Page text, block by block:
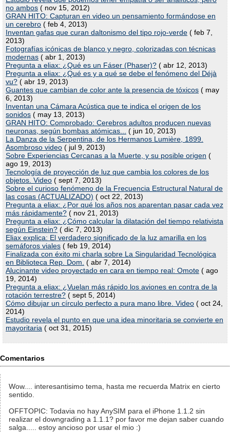
no ambos ( nov 15, 2012)
GRAN HITO: Capturan en video un pensamiento formándose en
un cerebro ( feb 4, 2013)
Inventan gafas que curan daltonismo del tipo rojo-verde ( feb 7,
2013)
Fotografías icónicas de blanco y negro, colorizadas con técnicas
modernas ( abr 1, 2013)
Pregunta a eliax: ¿Qué es un Fáser (Phaser)? ( abr 12, 2013)
Pregunta a eliax: ¿Qué es y a qué se debe el fenómeno del Déjà
vu? ( abr 19, 2013)
Guantes que cambian de color ante la presencia de tóxicos ( may
6, 2013)
Inventan una Cámara Acústica que te indica el origen de los
sonidos ( may 13, 2013)
GRAN HITO: Comprobado: Cerebros adultos producen nuevas
neuronas, según bombas atómicas...
( jun 10, 2013)
La Danza de la Serpentina, de los Hermanos Lumière, 1899.
Asombroso video ( jul 9, 2013)
Sobre Experiencias Cercanas a la Muerte, y su posible origen (
ago 19, 2013)
Tecnología de proyección de luz que cambia los colores de los
objetos. Video ( sept 7, 2013)
Sobre el curioso fenómeno de la Frecuencia Estructural Natural de
las cosas (ACTUALIZADO) ( oct 22, 2013)
Pregunta a eliax: ¿Por qué los años nos aparentan pasar cada vez
más rápidamente? ( nov 21, 2013)
Pregunta a eliax: ¿Cómo calcular la dilatación del tiempo relativista
según Einstein? ( dic 7, 2013)
Eliax explica: El verdadero significado de la luz amarilla en los
semáforos viales ( feb 19, 2014)
Finalizada con éxito mi charla sobre La Singularidad Tecnológica
en Biblioteca Rep. Dom. ( abr 7, 2014)
Alucinante video proyectado en cara en tiempo real: Omote ( ago
19, 2014)
Pregunta a eliax: ¿Vuelan más rápido los aviones en contra de la
rotación terrestre? ( sept 5, 2014)
Cómo dibujar un círculo perfecto a pura mano libre. Video ( oct 24,
2014)
Estudio revela el punto en que una idea minoritaria se convierte en
mayoritaria ( oct 31, 2015)
Comentarios
Wow.... interesantisimo tema, hasta me recuerda Matrix en cierto
sentido.
OFFTOPIC: Todavia no hay AnySIM para el iPhone 1.1.2 sin
realizar el downgrading a 1.1.1? por favor me dejan saber cuando
salga..... estoy ancioso por usar el mio :)